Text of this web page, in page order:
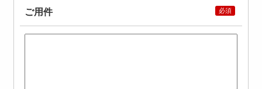
ご用件